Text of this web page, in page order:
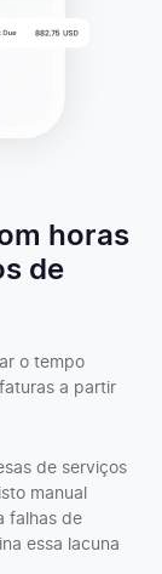
horas
de
o tempo
a partir
de serviços
manual
falhas de
essa lacuna